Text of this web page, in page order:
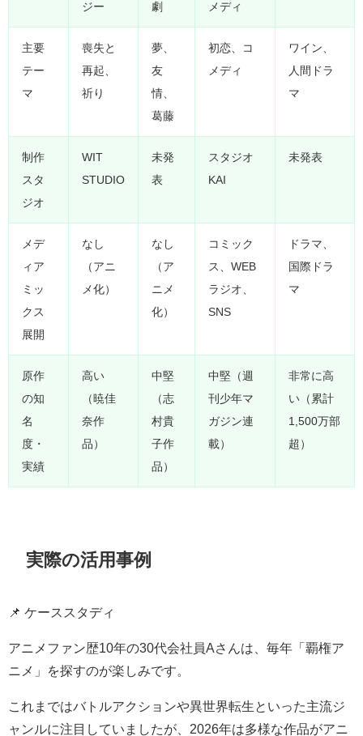
ジー
劇
メディ
主要
テー
マ
喪失と
再起、
祈り
夢、
友
情、
葛藤
初恋、コ
メディ
ワイン、
人間ドラ
マ
制作
スタ
ジオ
WIT
STUDIO
未発
表
スタジオ
KAI
未発表
メデ
ィア
ミッ
クス
展開
なし
（アニ
メ化）
なし
（ア
ニメ
化）
コミック
ス、WEB
ラジオ、
SNS
ドラマ、
国際ドラ
マ
原作
の知
名
度・
実績
高い
（暁佳
奈作
品）
中堅
（志
村貴
子作
品）
中堅（週
刊少年マ
ガジン連
載）
非常に高
い（累計
1,500万部
超）
実際の活用事例
📌 ケーススタディ
アニメファン歴10年の30代会社員Aさんは、毎年「覇権ア
ニメ」を探すのが楽しみです。
これまではバトルアクションや異世界転生といった主流ジ
ャンルに注目していましたが、2026年は多様な作品がアニ